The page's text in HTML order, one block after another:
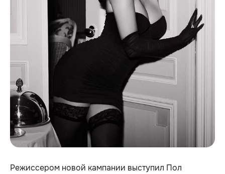
Режиссером новой кампании выступил Пол